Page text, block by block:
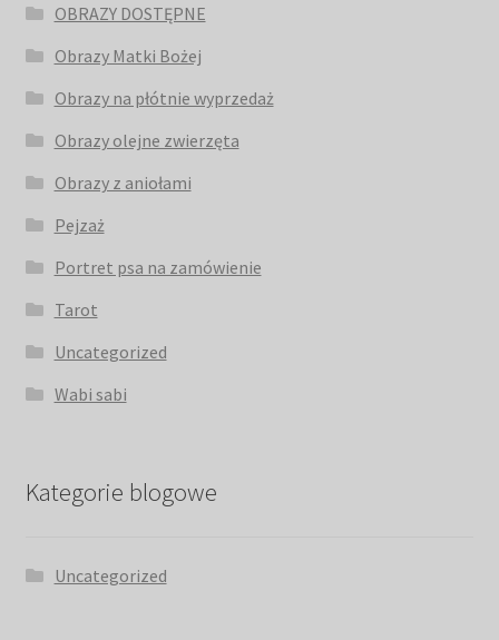
OBRAZY DOSTĘPNE
Obrazy Matki Bożej
Obrazy na płótnie wyprzedaż
Obrazy olejne zwierzęta
Obrazy z aniołami
Pejzaż
Portret psa na zamówienie
Tarot
Uncategorized
Wabi sabi
Kategorie blogowe
Uncategorized